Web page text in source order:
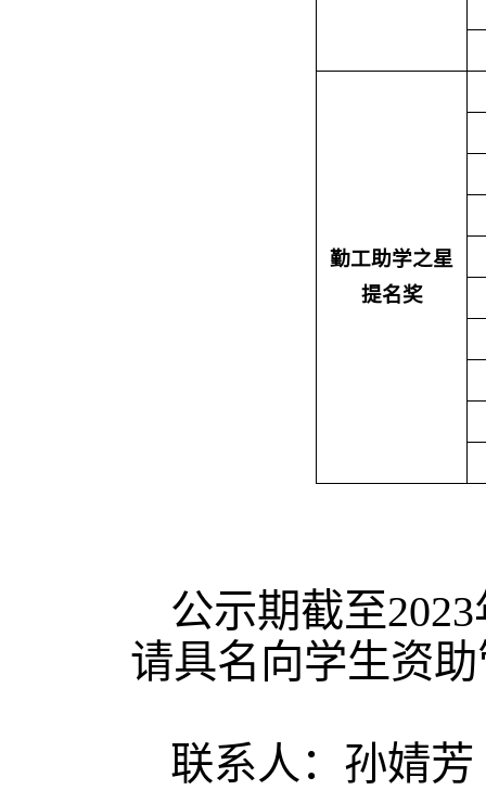
勤工助学之星
提名奖
公示期截至
请具名向学生资
联系人：孙婧芳